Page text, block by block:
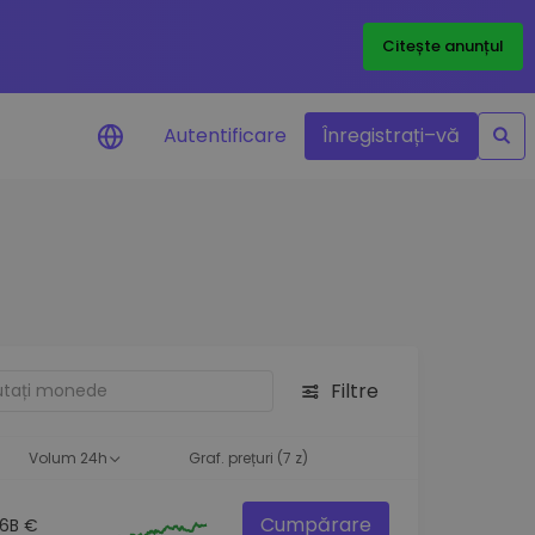
Citește anunțul
Autentificare Înregistrați–vă
Filtre
Volum 24h Graf. prețuri (7 z)
€ Cumpărare